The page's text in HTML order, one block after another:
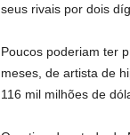
seus rivais por dois
Poucos poderiam ter
meses, de artista de
116 mil milhões de